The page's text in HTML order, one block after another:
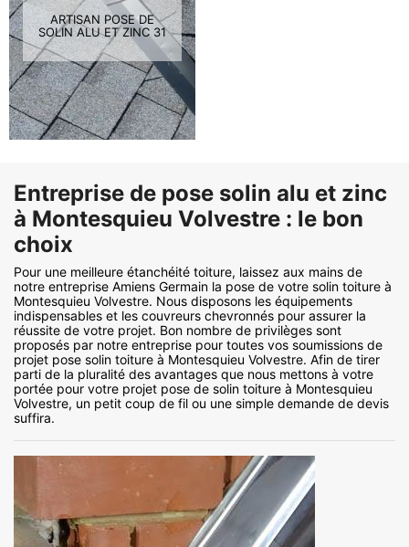
ARTISAN POSE DE
SOLIN ALU ET ZINC 31
Entreprise de pose solin alu et zinc
à Montesquieu Volvestre : le bon
choix
Pour une meilleure étanchéité toiture, laissez aux mains de
notre entreprise Amiens Germain la pose de votre solin toiture à
Montesquieu Volvestre. Nous disposons les équipements
indispensables et les couvreurs chevronnés pour assurer la
réussite de votre projet. Bon nombre de privilèges sont
proposés par notre entreprise pour toutes vos soumissions de
projet pose solin toiture à Montesquieu Volvestre. Afin de tirer
parti de la pluralité des avantages que nous mettons à votre
portée pour votre projet pose de solin toiture à Montesquieu
Volvestre, un petit coup de fil ou une simple demande de devis
suffira.